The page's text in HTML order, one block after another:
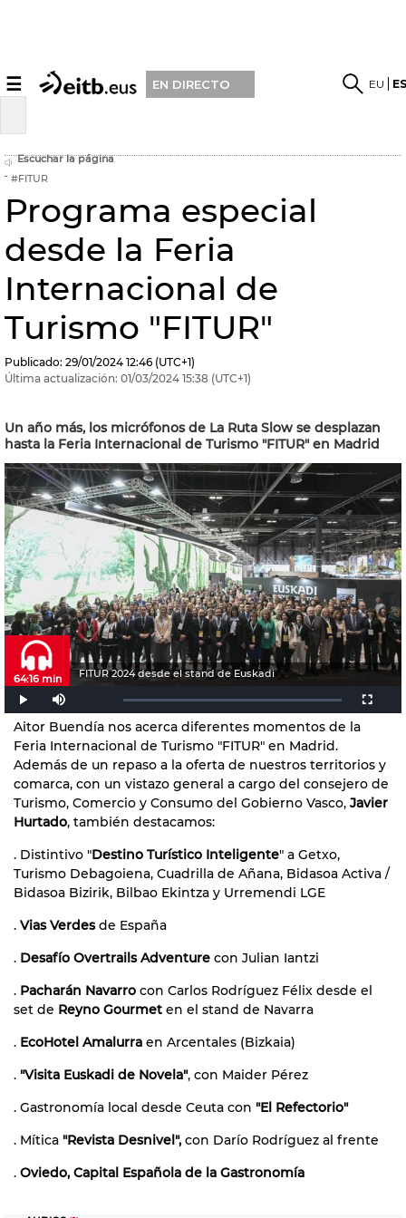
☰ EN DIRECTO EU
Escuchar la página
#FITUR
Programa especial
desde la Feria
Internacional de
Turismo "FITUR"
Publicado: 29/01/2024 12:46 (UTC+1)
Última actualización: 01/03/2024 15:38 (UTC+1)
Un año más, los micrófonos de La Ruta Slow se desplazan
hasta la Feria Internacional de Turismo "FITUR" en Madrid
FITUR 2024 desde el stand de Euskadi
64:16 min
Aitor Buendía nos acerca diferentes momentos de la
Feria Internacional de Turismo "FITUR" en Madrid.
Además de un repaso a la oferta de nuestros territorios y
comarca, con un vistazo general a cargo del consejero de
Turismo, Comercio y Consumo del Gobierno Vasco, Javier
Hurtado, también destacamos:
. Distintivo "Destino Turístico Inteligente" a Getxo,
Turismo Debagoiena, Cuadrilla de Añana, Bidasoa Activa /
Bidasoa Bizirik, Bilbao Ekintza y Urremendi LGE
. Vias Verdesde España
. Desafío Overtrails Adventure con Julian Iantzi
. Pacharán Navarro con Carlos Rodríguez Félix desde el
set de Reyno Gourmet en el stand de Navarra
. EcoHotel Amalurra en Arcentales (Bizkaia)
. "Visita Euskadi de Novela", con Maider Pérez
. Gastronomía local desde Ceuta con "El Refectorio"
. Mítica "Revista Desnivel", con Darío Rodríguez al frente
. Oviedo, Capital Española de la Gastronomía